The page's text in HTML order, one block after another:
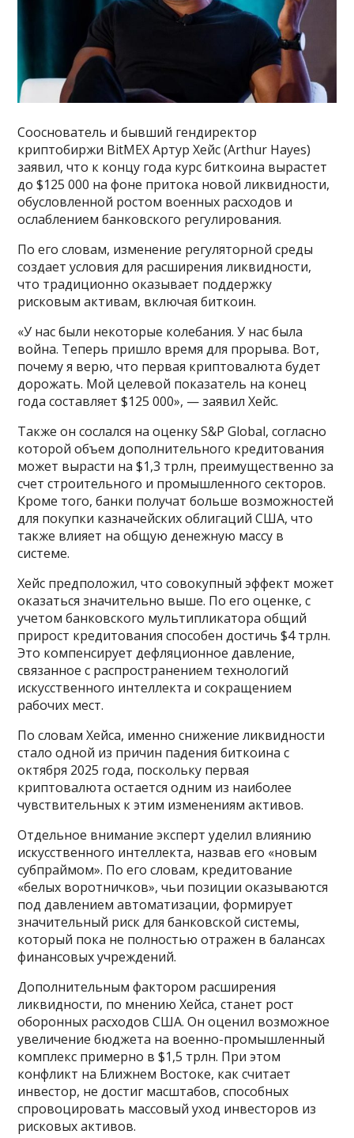
Сооснователь и бывший гендиректор
криптобиржи BitMEX Артур Хейс (Arthur Hayes)
заявил, что к концу года курс биткоина вырастет
до $125 000 на фоне притока новой ликвидности,
обусловленной ростом военных расходов и
ослаблением банковского регулирования.
По его словам, изменение регуляторной среды
создает условия для расширения ликвидности,
что традиционно оказывает поддержку
рисковым активам, включая биткоин.
«У нас были некоторые колебания. У нас была
война. Теперь пришло время для прорыва. Вот,
почему я верю, что первая криптовалюта будет
дорожать. Мой целевой показатель на конец
года составляет $125 000», — заявил Хейс.
Также он сослался на оценку S&P Global, согласно
которой объем дополнительного кредитования
может вырасти на $1,3 трлн, преимущественно за
счет строительного и промышленного секторов.
Кроме того, банки получат больше возможностей
для покупки казначейских облигаций США, что
также влияет на общую денежную массу в
системе.
Хейс предположил, что совокупный эффект может
оказаться значительно выше. По его оценке, с
учетом банковского мультипликатора общий
прирост кредитования способен достичь $4 трлн.
Это компенсирует дефляционное давление,
связанное с распространением технологий
искусственного интеллекта и сокращением
рабочих мест.
По словам Хейса, именно снижение ликвидности
стало одной из причин падения биткоина с
октября 2025 года, поскольку первая
криптовалюта остается одним из наиболее
чувствительных к этим изменениям активов.
Отдельное внимание эксперт уделил влиянию
искусственного интеллекта, назвав его «новым
субпраймом». По его словам, кредитование
«белых воротничков», чьи позиции оказываются
под давлением автоматизации, формирует
значительный риск для банковской системы,
который пока не полностью отражен в балансах
финансовых учреждений.
Дополнительным фактором расширения
ликвидности, по мнению Хейса, станет рост
оборонных расходов США. Он оценил возможное
увеличение бюджета на военно-промышленный
комплекс примерно в $1,5 трлн. При этом
конфликт на Ближнем Востоке, как считает
инвестор, не достиг масштабов, способных
спровоцировать массовый уход инвесторов из
рисковых активов.